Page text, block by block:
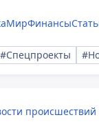
МирФинансы
#Спецпроекты
происшествий